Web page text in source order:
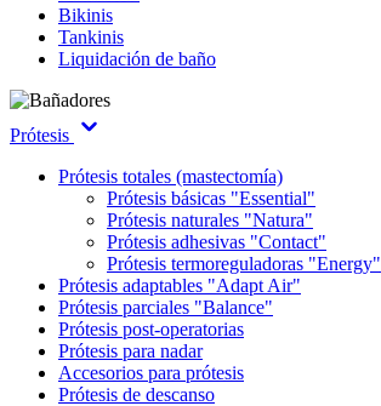
Bikinis
Tankinis
Liquidación de baño
Prótesis
Prótesis totales (mastectomía)
Prótesis básicas "Essential"
Prótesis naturales "Natura"
Prótesis adhesivas "Contact"
Prótesis termoreguladoras "Energy"
Prótesis adaptables "Adapt Air"
Prótesis parciales "Balance"
Prótesis post-operatorias
Prótesis para nadar
Accesorios para prótesis
Prótesis de descanso